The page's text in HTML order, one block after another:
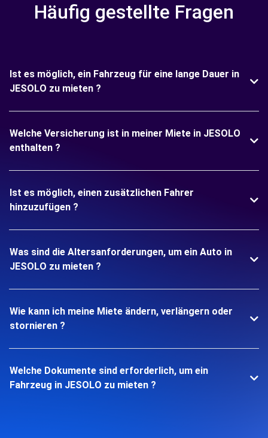
Häufig gestellte Fragen
Ist es möglich, ein Fahrzeug für eine lange Dauer in
JESOLO zu mieten ?
Welche Versicherung ist in meiner Miete in JESOLO
enthalten ?
Ist es möglich, einen zusätzlichen Fahrer
hinzuzufügen ?
Was sind die Altersanforderungen, um ein Auto in
JESOLO zu mieten ?
Wie kann ich meine Miete ändern, verlängern oder
stornieren ?
Welche Dokumente sind erforderlich, um ein
Fahrzeug in JESOLO zu mieten ?